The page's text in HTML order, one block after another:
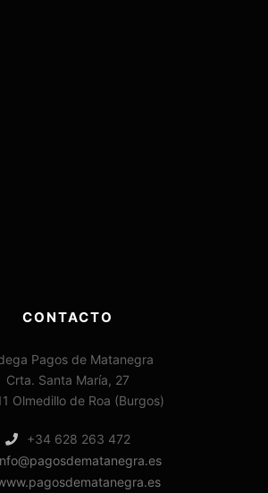
CONTACTO
Pagos de Matanegra
Crta. Santa María, 27
Olmedillo de Roa (Burgos)
+34 628 263 472